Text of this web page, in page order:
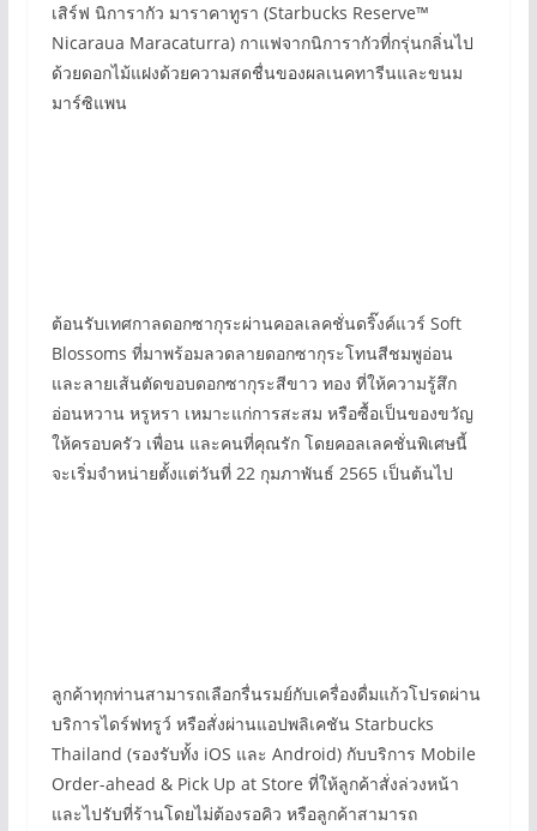
เสิร์ฟ นิการากัว มาราคาทูรา (Starbucks Reserve™
Nicaraua Maracaturra) กาแฟจากนิการากัวที่กรุ่นกลิ่นไป
ด้วยดอกไม้แฝงด้วยความสดชื่นของผลเนคทารีนและขนม
มาร์ซิแพน
ต้อนรับเทศกาลดอกซากุระผ่านคอลเลคชั่นดริ๊งค์แวร์ Soft
Blossoms ที่มาพร้อมลวดลายดอกซากุระโทนสีชมพูอ่อน
และลายเส้นตัดขอบดอกซากุระสีขาว ทอง ที่ให้ความรู้สึก
อ่อนหวาน หรูหรา เหมาะแก่การสะสม หรือซื้อเป็นของขวัญ
ให้ครอบครัว เพื่อน และคนที่คุณรัก โดยคอลเลคชั่นพิเศษนี้
จะเริ่มจำหน่ายตั้งแต่วันที่ 22 กุมภาพันธ์ 2565 เป็นต้นไป
ลูกค้าทุกท่านสามารถเลือกรื่นรมย์กับเครื่องดื่มแก้วโปรดผ่าน
บริการไดร์ฟทรูว์ หรือสั่งผ่านแอปพลิเคชัน Starbucks
Thailand (รองรับทั้ง iOS และ Android) กับบริการ Mobile
Order-ahead & Pick Up at Store ที่ให้ลูกค้าสั่งล่วงหน้า
และไปรับที่ร้านโดยไม่ต้องรอคิว หรือลูกค้าสามารถ